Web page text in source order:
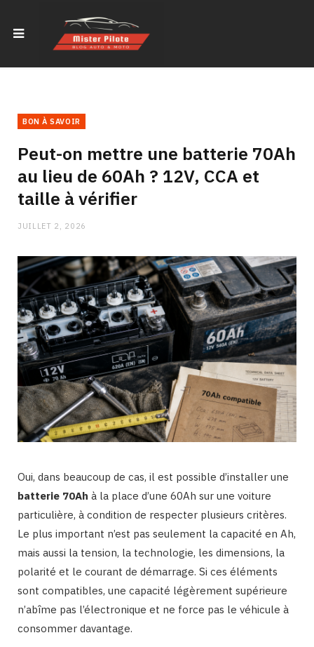
BON À SAVOIR
Peut-on mettre une batterie 70Ah
au lieu de 60Ah ? 12V, CCA et
taille à vérifier
JUILLET 2, 2026
Oui, dans beaucoup de cas, il est possible d’installer une
batterie 70Ah à la place d’une 60Ah sur une voiture
particulière, à condition de respecter plusieurs critères.
Le plus important n’est pas seulement la capacité en Ah,
mais aussi la tension, la technologie, les dimensions, la
polarité et le courant de démarrage. Si ces éléments
sont compatibles, une capacité légèrement supérieure
n’abîme pas l’électronique et ne force pas le véhicule à
consommer davantage.